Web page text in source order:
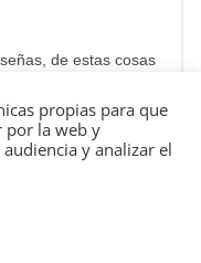
de estas cosas
de mis vespas
trabajadoras,
propias para que
por la web y
y analizar el